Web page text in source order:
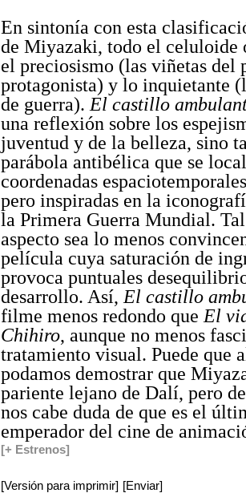
En sintonía con esta
de Miyazaki, todo el celuloide
el preciosismo (las viñetas del
protagonista) y lo inquietante
de guerra). El castillo
una reflexión sobre los
juventud y de la belleza, sino
parábola antibélica que se
coordenadas
pero inspiradas en la
la Primera Guerra Mundial.
aspecto sea lo menos
película cuya saturación de
provoca puntuales
desarrollo. Así, El castillo
filme menos redondo que El
Chihiro, aunque no menos
tratamiento visual. Puede que
podamos demostrar que
pariente lejano de Dalí, pero
nos cabe duda de que es el
emperador del cine de
[+ Estrenos]
[Versión para imprimir] [Enviar]